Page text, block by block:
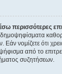
περισσότερες
νομίζετε ότι
από το
συζητήσεων.